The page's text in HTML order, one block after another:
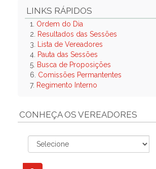
LINKS RÁPIDOS
1. Ordem do Dia
2.
Resultados das Sessões
3.
Lista de Vereadores
4. Pauta das Sessões
5. Busca de Proposições
6. Comissões Permantentes
7. Regimento Interno
CONHEÇA OS VEREADORES